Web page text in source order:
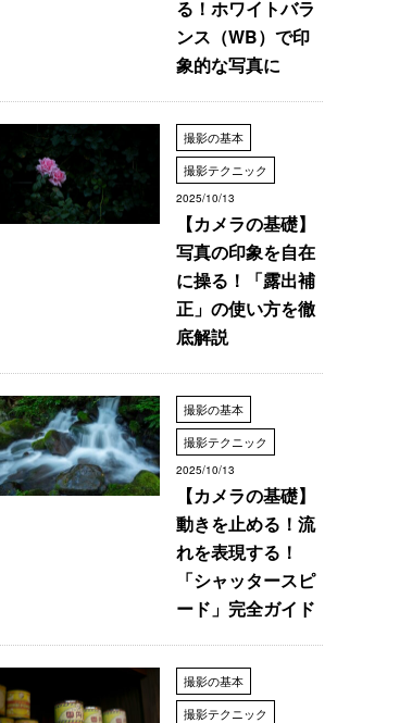
る！ホワイトバラ
ンス（WB）で印
象的な写真に
撮影の基本
撮影テクニック
2025/10/13
【カメラの基礎】
写真の印象を自在
に操る！「露出補
正」の使い方を徹
底解説
撮影の基本
撮影テクニック
2025/10/13
【カメラの基礎】
動きを止める！流
れを表現する！
「シャッタースピ
ード」完全ガイド
撮影の基本
撮影テクニック